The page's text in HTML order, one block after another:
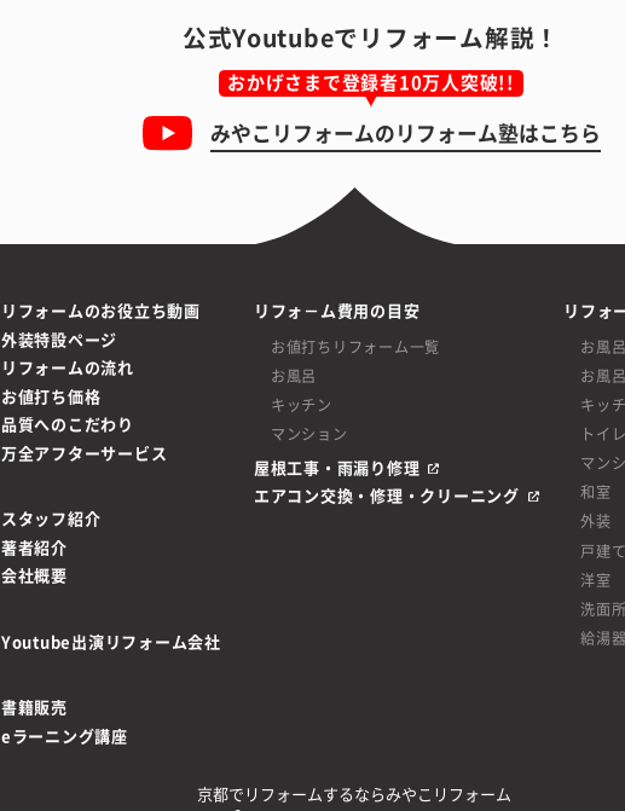
公式Youtubeでリフォーム解説！
おかげさまで登録者10万人突破!!
みやこリフォームのリフォーム塾はこちら
リフォームのお役立ち動画
外装特設ページ
リフォームの流れ
お値打ち価格
品質へのこだわり
万全アフターサービス
スタッフ紹介
著者紹介
会社概要
Youtube出演リフォーム会社
書籍販売
eラーニング講座
リフォ－ム費用の目安
お値打ちリフォーム一覧
お風呂
キッチン
マンション
屋根工事・雨漏り修理
エアコン交換・修理・クリーニング
リフォ
お風
お風
キッ
トイ
マン
和室
外装
戸建
洋室
洗面
給湯
京都でリフォームするならみやこリフォーム